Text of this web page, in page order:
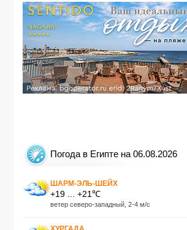
Погода в Египте на 06.08.2026
ШАРМ-ЭЛЬ-ШЕЙХ
+19 ... +21℃
ветер северо-западный, 2-4 м/с